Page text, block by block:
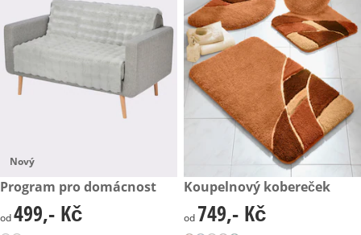
Nový
499,- Kč
Program pro domácnost
499,- Kč
od499,- Kč
749,- Kč
Koupelnový kobereček
749,- Kč
od 749,- Kč